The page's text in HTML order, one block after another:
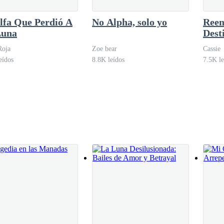
se quedó a mi lado, quien, con los ojos enrojecidos, le marcó
el juego? ¡Ni yo sabía que tenía ese talento para manipular!
Que Perdió A
No Alpha, solo yo
Zoe bear
8.8K leídos
Cassie
7.5K